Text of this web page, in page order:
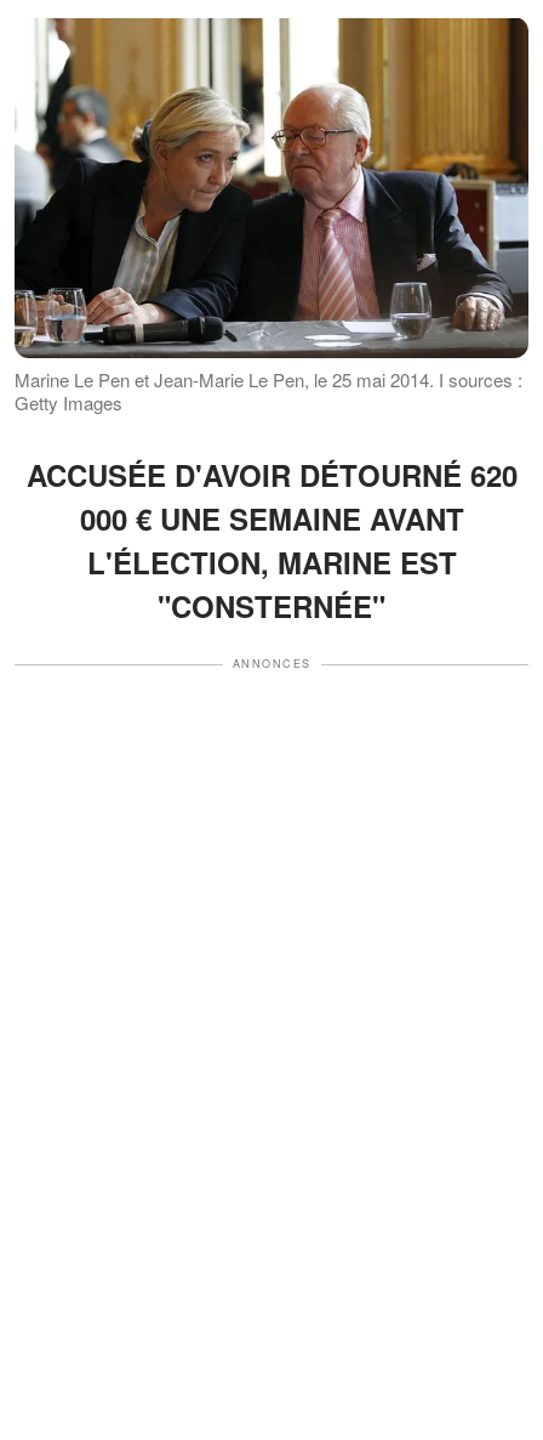
Marine Le Pen et Jean-Marie Le Pen, le 25 mai 2014. І sources :
Getty Images
ACCUSÉE D'AVOIR DÉTOURNÉ 620
000 € UNE SEMAINE AVANT
L'ÉLECTION, MARINE EST
"CONSTERNÉE"
ANNONCES